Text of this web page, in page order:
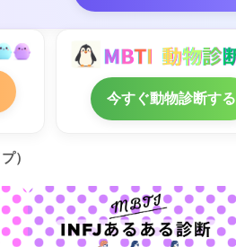
今すぐ動物診断する
）